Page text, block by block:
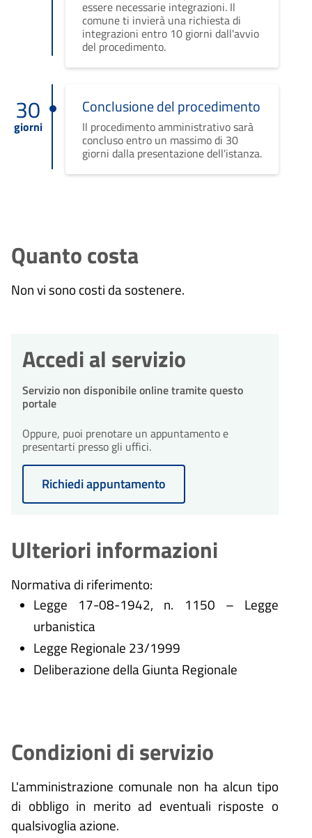
essere necessarie integrazioni. Il
comune ti invierà una richiesta di
integrazioni entro 10 giorni dall'avvio
del procedimento.
30
giorni
Conclusione del procedimento
Il procedimento amministrativo sarà
concluso entro un massimo di 30
giorni dalla presentazione dell'istanza.
Quanto costa
Non vi sono costi da sostenere.
Accedi al servizio
Servizio non disponibile online tramite questo
portale
Oppure, puoi prenotare un appuntamento e
presentarti presso gli uffici.
Richiedi appuntamento
Ulteriori informazioni
Normativa di riferimento:
Legge 17-08-1942, n. 1150 – Legge
urbanistica
Legge Regionale 23/1999
Deliberazione della Giunta Regionale
Condizioni di servizio
L'amministrazione comunale non ha alcun tipo
di obbligo in merito ad eventuali risposte o
qualsivoglia azione.